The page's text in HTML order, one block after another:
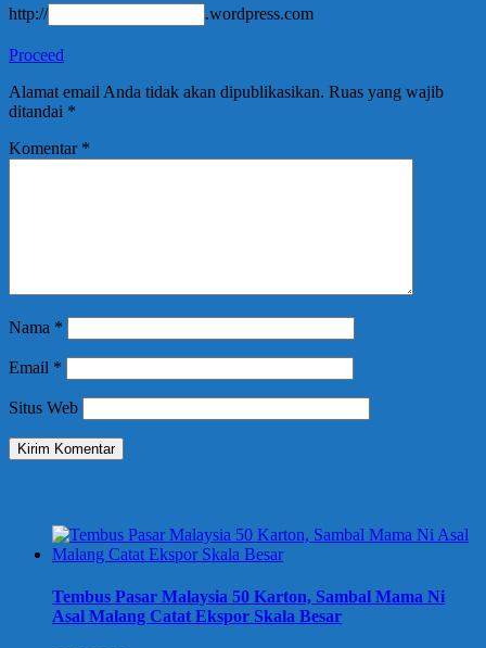
http:// .wordpress.com
Proceed
Alamat email Anda tidak akan dipublikasikan. Ruas yang wajib
ditandai *
Komentar *
Nama *
Email *
Situs Web
Tembus Pasar Malaysia 50 Karton, Sambal Mama Ni
Asal Malang Catat Ekspor Skala Besar